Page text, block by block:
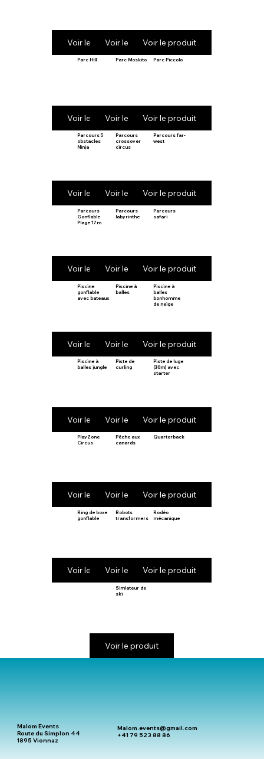
Voir le produitVoir le produitVoir le produit
Parc Hill
Voir le produit
Parc Moskito
Voir le produit
Parc Piccolo
Voir le produit
Parcours 5
obstacles
Ninja
Voir le produit
Parcours
crossover
circus
Voir le produit
Parcours far-
west
Voir le produit
Parcours
Gonflable
Plage 17m
Voir le produit
Parcours
labyrinthe
Voir le produit
Parcours
safari
Voir le produit
Piscine
gonflable
avec bateaux
Voir le produit
Piscine à
balles
Voir le produit
Piscine à
balles
bonhomme
de neige
Voir le produit
Piscine à
balles jungle
Voir le produit
Piste de
curling
Voir le produit
Piste de luge
(30m) avec
starter
Voir le produit
PlayZone
Circus
Voir le produit
Pêche aux
canards
Voir le produit
Quarterback
Voir le produit
Ring de boxe
gonflable
Voir le produit
Robots
transformers
Voir le produit
Rodéo
mécanique
Voir le produit
Simlateur de
ski
Voir le produit
Malom Events
Route du Simplon 44
1895 Vionnaz
Malom.events@gmail.com
+41 79 523 88 86